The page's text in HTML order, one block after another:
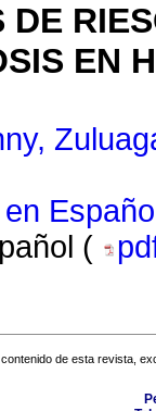
DE
EN
(
contenido de esta revista,